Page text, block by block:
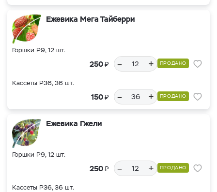
Ежевика Мега Тайберри
Горшки Р9, 12 шт.
250₽ – + ПРОДАНО
Кассеты Р36, 36 шт.
150₽ – + ПРОДАНО
Ежевика Гжели
Горшки Р9, 12 шт.
250₽ – + ПРОДАНО
Кассеты Р36, 36 шт.